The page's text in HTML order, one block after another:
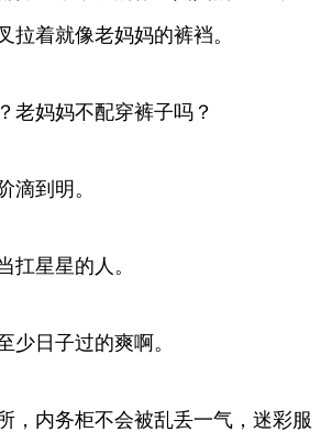
拉着就像老妈妈的裤裆。
老妈妈不配穿裤子吗？
滴到明。
扛星星的人。
少日子过的爽啊。
，内务柜不会被乱丢一气，迷彩服